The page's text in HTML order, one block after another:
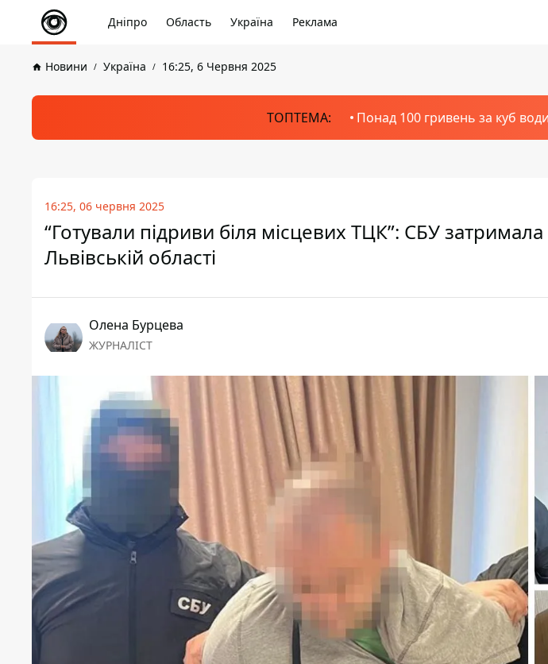
Дніпро Область Україна Реклама
Новини Україна 16:25, 6 Червня 2025
ТОПТЕМА: Понад 100 гривень за куб
16:25, 06 червня 2025
“Готували підриви біля місцевих ТЦК”: СБУ затримала
Львівській області
Олена Бурцева
ЖУРНАЛІСТ